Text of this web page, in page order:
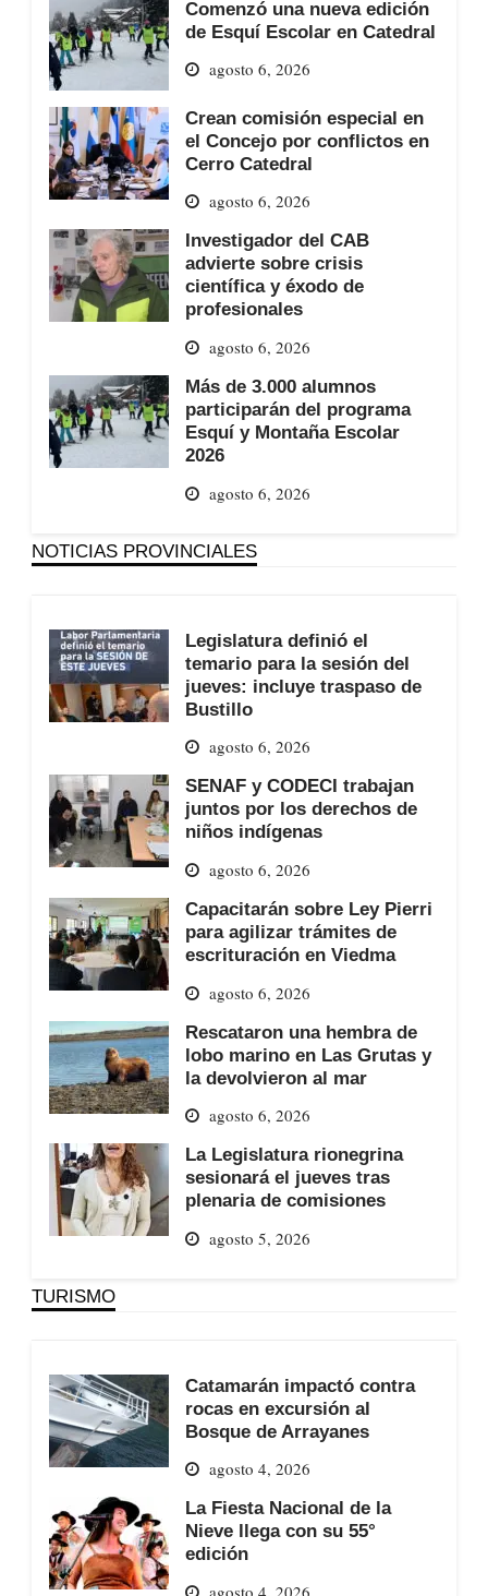
Comenzó una nueva edición
de Esquí Escolar en Catedral
agosto 6, 2026
Crean comisión especial en
el Concejo por conflictos en
Cerro Catedral
agosto 6, 2026
Investigador del CAB
advierte sobre crisis
científica y éxodo de
profesionales
agosto 6, 2026
Más de 3.000 alumnos
participarán del programa
Esquí y Montaña Escolar
2026
agosto 6, 2026
NOTICIAS PROVINCIALES
Legislatura definió el
temario para la sesión del
jueves: incluye traspaso de
Bustillo
agosto 6, 2026
SENAF y CODECI trabajan
juntos por los derechos de
niños indígenas
agosto 6, 2026
Capacitarán sobre Ley Pierri
para agilizar trámites de
escrituración en Viedma
agosto 6, 2026
Rescataron una hembra de
lobo marino en Las Grutas y
la devolvieron al mar
agosto 6, 2026
La Legislatura rionegrina
sesionará el jueves tras
plenaria de comisiones
agosto 5, 2026
TURISMO
Catamarán impactó contra
rocas en excursión al
Bosque de Arrayanes
agosto 4, 2026
La Fiesta Nacional de la
Nieve llega con su 55°
edición